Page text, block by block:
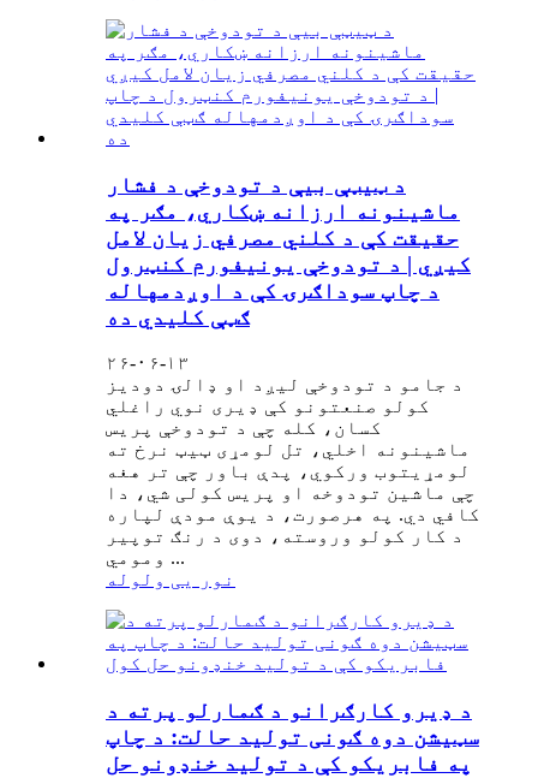
د ټیټې بیې د تودوخې د فشار
ماشینونه ارزانه ښکاري، مګر په
حقیقت کې د کلني مصرفي زیان لامل
کیږي | د تودوخې یونیفورم کنټرول
د چاپ سوداګرۍ کې د اوږدمهاله
ګټې کلیدي ده
۲۶-۰۶-۱۳
د جامو د تودوخې لیږد او ډالۍ دودیز
کولو صنعتونو کې ډیری نوي راغلي
کسان، کله چې د تودوخې پریس
ماشینونه اخلي، تل لومړی ټیټ نرخ ته
لومړیتوب ورکوي، پدې باور چې تر هغه
چې ماشین تودوخه او پریس کولی شي، دا
کافي دي. په هرصورت، د یوې مودې لپاره
د کار کولو وروسته، دوی د رنګ توپیر
ومومي ...
نور یی ولوله
د ډیرو کارګرانو د ګمارلو پرته د
سټیشن دوه ګونی تولید حالت: د چاپ
په فابریکو کې د تولید خنډونو حل